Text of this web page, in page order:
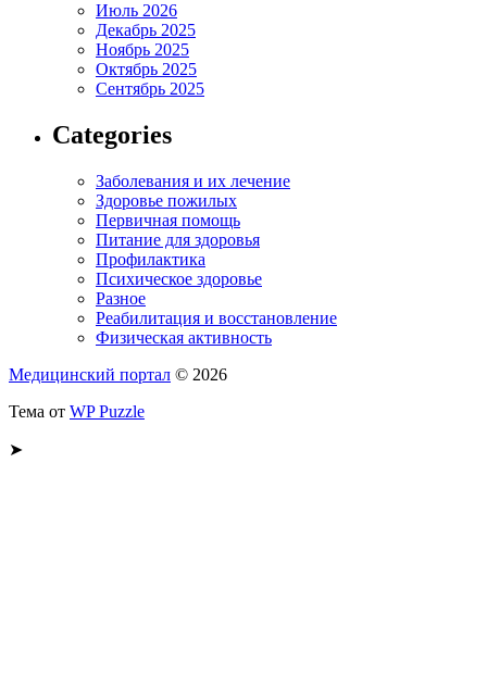
Июль 2026
Декабрь 2025
Ноябрь 2025
Октябрь 2025
Сентябрь 2025
Categories
Заболевания и их лечение
Здоровье пожилых
Первичная помощь
Питание для здоровья
Профилактика
Психическое здоровье
Разное
Реабилитация и восстановление
Физическая активность
Медицинский портал © 2026
Тема от WP Puzzle
➤